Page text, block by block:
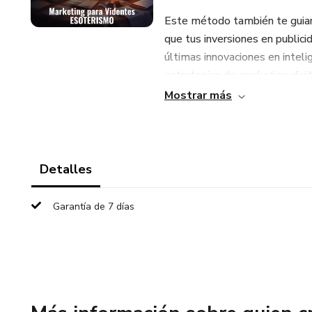
Este método también te
que tus inversiones en
últimas innovaciones en
estrategias de marketing
permitirán superar a la
Mostrar más
Detalles
Garantía de 7 días